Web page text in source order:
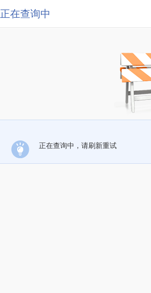
正在查询中
正在查询中，请刷新重试